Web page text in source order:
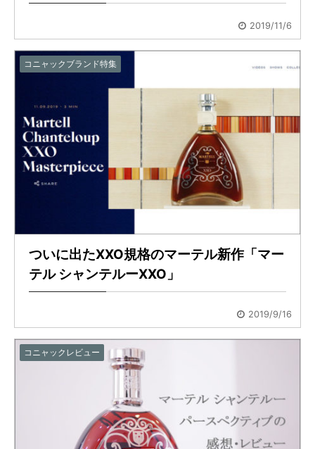
2019/11/6
コニャックブランド特集
ついに出たXXO規格のマーテル新作「マー
テル シャンテルーXXO」
2019/9/16
コニャックレビュー